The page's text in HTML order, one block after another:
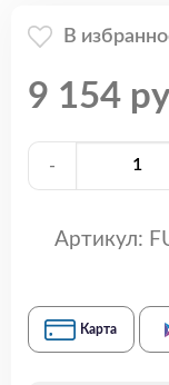
В
9 154
-
Артикул:
Карта